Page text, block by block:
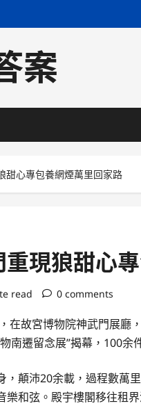
案
甜心專包養網煙萬里回家路
現狼甜心
read 0 comments
在故宮博物院神武門展廳
南遷留念展”揭幕，100
顛沛20余載，過程數萬里
樂和弦。殿宇樓閣移往租